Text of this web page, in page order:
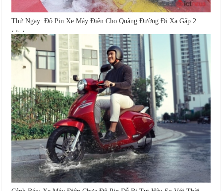
Thử Ngay: Độ Pin Xe Máy Điện Cho Quãng Đường Đi Xa Gấp 2
Lần!